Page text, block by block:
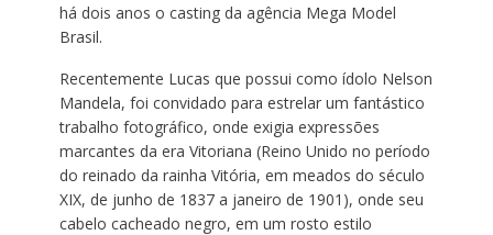
há dois anos o casting da agência Mega Model
Brasil.
Recentemente Lucas que possui como ídolo Nelson
Mandela, foi convidado para estrelar um fantástico
trabalho fotográfico, onde exigia expressões
marcantes da era Vitoriana (Reino Unido no período
do reinado da rainha Vitória, em meados do século
XIX, de junho de 1837 a janeiro de 1901), onde seu
cabelo cacheado negro, em um rosto estilo